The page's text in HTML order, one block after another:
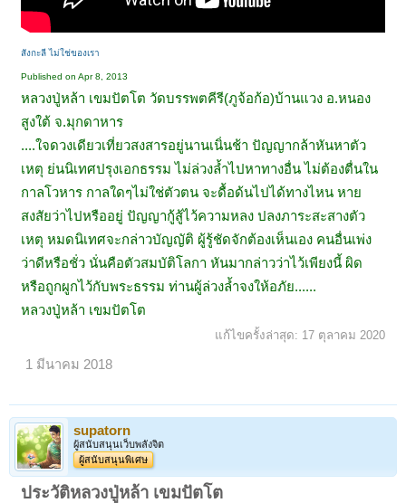
สังกะลี ไม่ใช่ของเรา
Published on Apr 8, 2013
หลวงปู่หล้า เขมปัตโต วัดบรรพตคีรี(ภูจ้อก้อ)บ้านแวง อ.หนอง
สูงใต้ จ.มุกดาหาร
....ใจดวงเดียวเที่ยวสงสารอยู่นานเนิ่นช้า ปัญญากล้าหันหาตัว
เหตุ ย่นนิเทศปรุงเอกธรรม ไม่ล่วงล้ำไปหาทางอื่น ไม่ต้องตื่นใน
กาลโวหาร กาลใดๆไม่ใช่ตัวตน จะดื้อด้นไปได้ทางไหน หาย
สงสัยว่าไปหรืออยู่ ปัญญากู้สู้ไว้ความหลง ปลงภาระสะสางตัว
เหตุ หมดนิเทศจะกล่าวบัญญัติ ผู้รู้ชัดจักต้องเห็นเอง คนอื่นเพ่ง
ว่าดีหรือชั่ว นั่นคือตัวสมบัติโลกา หันมากล่าวว่าไว้เพียงนี้ ผิด
หรือถูกผูกไว้กับพระธรรม ท่านผู้ล่วงล้ำจงให้อภัย......
หลวงปู่หล้า เขมปัตโต
แก้ไขครั้งล่าสุด: 17 ตุลาคม 2020
1 มีนาคม 2018
supatorn
ผู้สนับสนุนเว็บพลังจิต
ผู้สนับสนุนพิเศษ
ประวัติหลวงปู่หล้า เขมปัตโต